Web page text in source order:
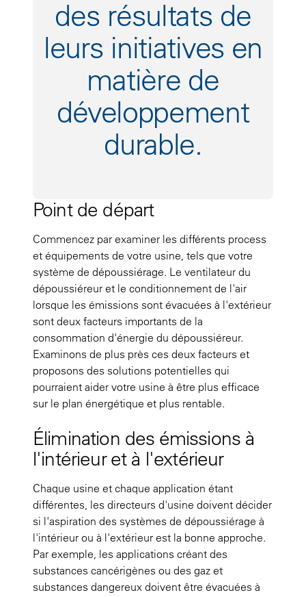
des résultats de
leurs initiatives en
matière de
développement
durable.
Point de départ
Commencez par examiner les différents process
et équipements de votre usine, tels que votre
système de dépoussiérage. Le ventilateur du
dépoussiéreur et le conditionnement de l'air
lorsque les émissions sont évacuées à l'extérieur
sont deux facteurs importants de la
consommation d'énergie du dépoussiéreur.
Examinons de plus près ces deux facteurs et
proposons des solutions potentielles qui
pourraient aider votre usine à être plus efficace
sur le plan énergétique et plus rentable.
Élimination des émissions à
l'intérieur et à l'extérieur
Chaque usine et chaque application étant
différentes, les directeurs d'usine doivent décider
si l'aspiration des systèmes de dépoussiérage à
l'intérieur ou à l'extérieur est la bonne approche.
Par exemple, les applications créant des
substances cancérigènes ou des gaz et
substances dangereux doivent être évacuées à